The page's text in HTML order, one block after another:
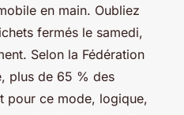
en main. Oubliez
fermés le samedi,
Selon la Fédération
plus de 65 % des
pour ce mode, logique,